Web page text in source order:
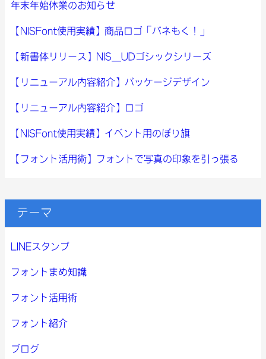
年末年始休業のお知らせ
【NISFont使用実績】商品ロゴ「パネもく！」
【新書体リリース】NIS_UDゴシックシリーズ
【リニューアル内容紹介】パッケージデザイン
【リニューアル内容紹介】ロゴ
【NISFont使用実績】イベント用のぼり旗
【フォント活用術】フォントで写真の印象を引っ張る
テーマ
LINEスタンプ
フォントまめ知識
フォント活用術
フォント紹介
ブログ